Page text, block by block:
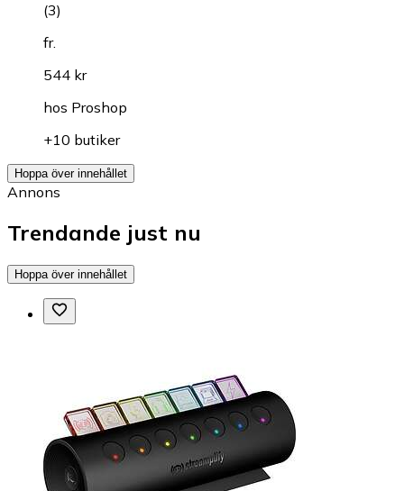
(3)
fr.
544 kr
hos Proshop
+10 butiker
Hoppa över innehållet
Annons
Trendande just nu
Hoppa över innehållet